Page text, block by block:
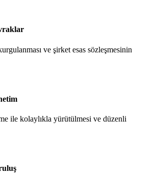
ve şirket esas sözleşmesinin
ile kolaylıkla yürütülmesi ve düzenli